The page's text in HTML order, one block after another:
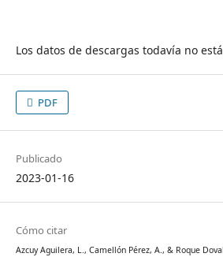
Los datos de descargas todavía no
PDF
Publicado
2023-01-16
Cómo citar
Azcuy Aguilera, L., Camellón Pérez, A., & Roque